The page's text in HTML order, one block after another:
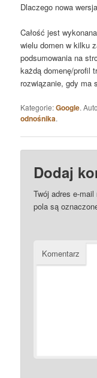
Dlaczego nowa
Całość jest
wielu domen w kilku
podsumowania na
każdą domenę/profil
rozwiązanie, gdy ma
Kategorie:Google.
odnośnika.
Dodaj
Twój adres e-
pola są
Komentarz